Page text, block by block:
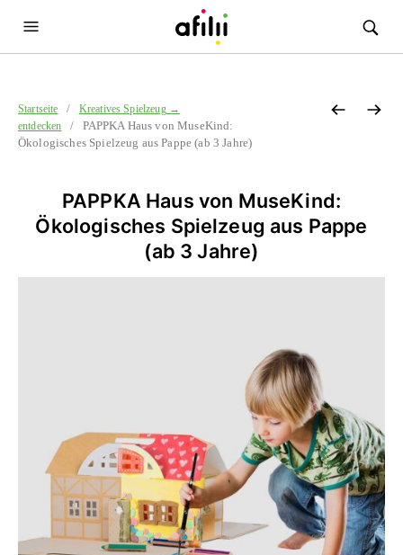
Startseite /
Kreatives Spielzeug →
entdecken
/ PAPPKA Haus von MuseKind:
Ökologisches Spielzeug aus Pappe (ab 3 Jahre)
PAPPKA Haus von MuseKind:
Ökologisches Spielzeug aus Pappe
(ab 3 Jahre)